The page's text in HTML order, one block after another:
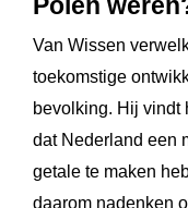
Polen
Van Wissen
toekomstige
bevolking. Hij vindt
dat Nederland een
getale te maken
daarom nadenken